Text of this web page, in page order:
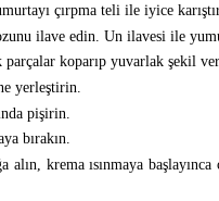
çırpma teli ile iyice
ilave edin. Un ilavesi ile
koparıp yuvarlak şekil
yerleştirin.
pişirin.
bırakın.
alın, krema ısınmaya